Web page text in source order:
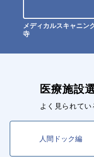
メディカルスキャニン
寺
医療施設
よく見られてい
人間ドック編